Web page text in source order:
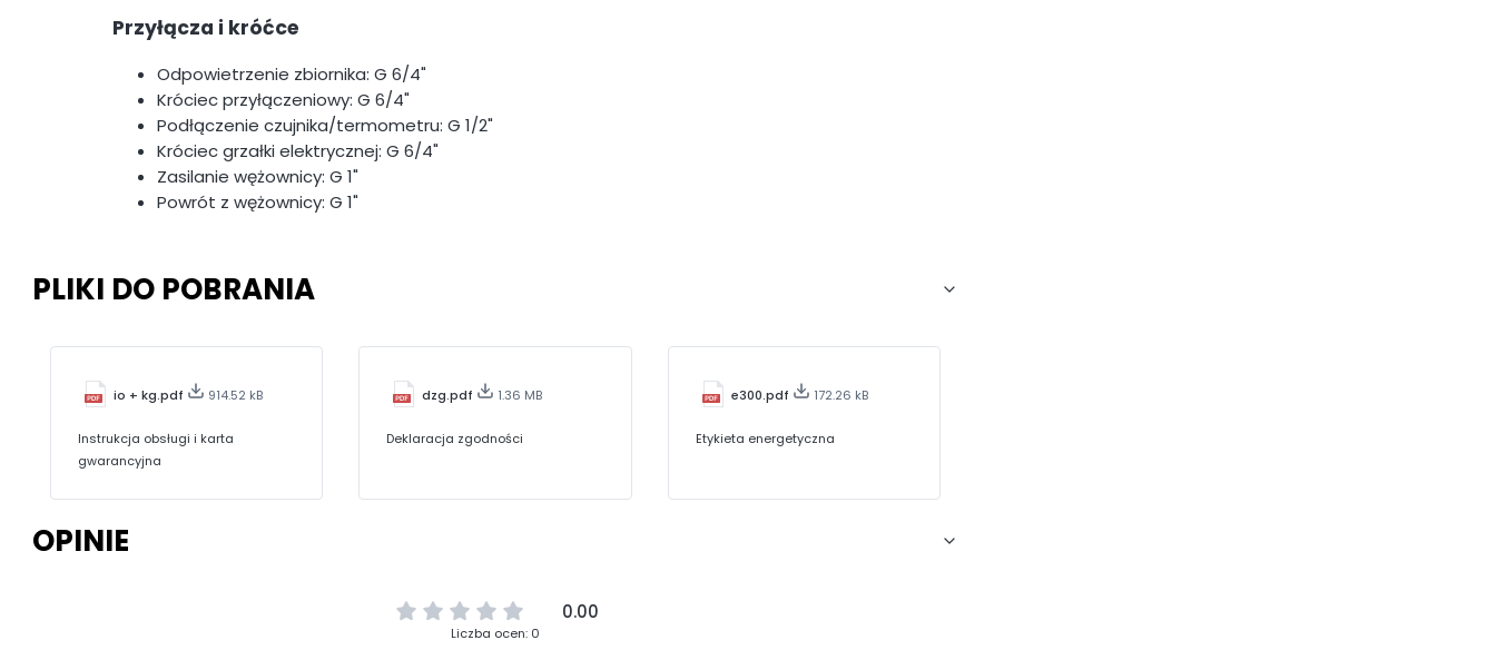
Przyłącza i króćce
Odpowietrzenie zbiornika: G 6/4"
Króciec przyłączeniowy: G 6/4"
Podłączenie czujnika/termometru: G 1/2"
Króciec grzałki elektrycznej: G 6/4"
Zasilanie wężownicy: G 1"
Powrót z wężownicy: G 1"
PLIKI DO POBRANIA
io + kg.pdf 914.52 kB
Instrukcja obsługi i karta
gwarancyjna
dzg.pdf 1.36 MB
Deklaracja zgodności
e300.pdf 172.26 kB
Etykieta energetyczna
OPINIE
0.00
Liczba ocen: 0